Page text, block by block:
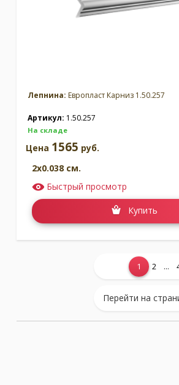
Лепнина: Европласт Карниз 1.50.257
Артикул: 1.50.257
На складе
Цена 1565 руб.
2x0.038 см.
Быстрый просмотр
Купить
Показать еще...
1 2 ...
Перейти на